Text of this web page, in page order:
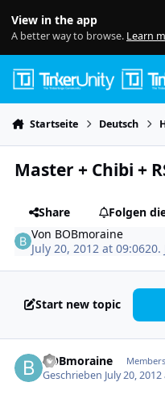
View in the app
A better way to browse. Learn
Startseite Deutsch
Master + Chibi +
Share
Folgen
Von BOBmoraine
July 20, 2012 at 09:0620.
Start new topic
BOBmoraine Members
Geschrieben July 20,